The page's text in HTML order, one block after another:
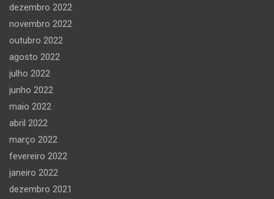
dezembro 2022
novembro 2022
outubro 2022
agosto 2022
julho 2022
junho 2022
maio 2022
abril 2022
março 2022
fevereiro 2022
janeiro 2022
dezembro 2021